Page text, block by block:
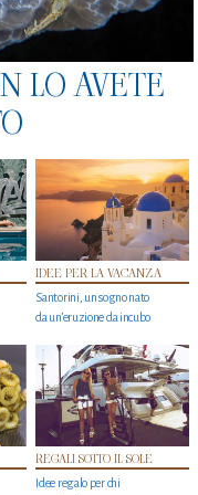
LO AVETE
IDEE PER LA VACANZA
Santorini, un sogno nato
da un’eruzione da incubo
REGALI SOTTO IL SOLE
Idee regalo per chi